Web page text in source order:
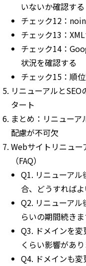
いないか確認する
チェック12：
チェック13：
チェック14：
状況を確認する
チェック15：順
リニューアルと
タート
まとめ：リニュー
配慮が不可欠
Webサイトリニュー
（FAQ）
Q1. リニューア
合、どうすれば
Q2. リニューア
らいの期間続きま
Q3. ドメインを
くらい影響があ
Q4. ドメインも